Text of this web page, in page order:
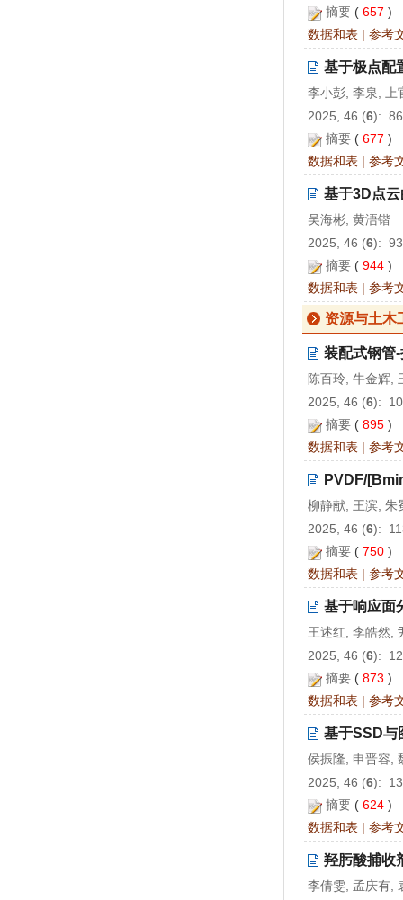
摘要 ( 657 )
数据和表 | 参考
基于极点配
李小彭, 李泉, 上
2025, 46 (6):
摘要 ( 677 )
数据和表 | 参考
基于3D点
吴海彬, 黄浯锴
2025, 46 (6):
摘要 ( 944 )
数据和表 | 参考
资源与土木
装配式钢管
陈百玲, 牛金辉,
2025, 46 (6):
摘要 ( 895 )
数据和表 | 参考
PVDF/
柳静献, 王滨, 朱
2025, 46 (6):
摘要 ( 750 )
数据和表 | 参考
基于响应面
王述红, 李皓然,
2025, 46 (6):
摘要 ( 873 )
数据和表 | 参考
基于SSD与
侯振隆, 申晋容,
2025, 46 (6):
摘要 ( 624 )
数据和表 | 参考
羟肟酸捕收
李倩雯, 孟庆有,